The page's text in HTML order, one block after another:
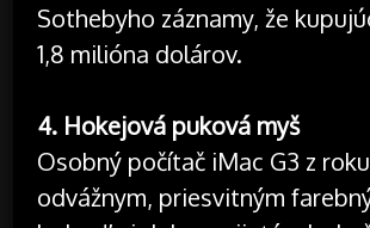
Sothebyho záznamy, že
1,8 milióna dolárov.
4. Hokejová puková myš
Osobný počítač iMac G3 z
odvážnym, priesvitným